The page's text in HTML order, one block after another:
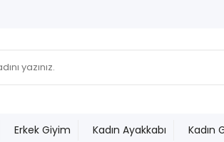
Erkek Giyim Kadın Ayakkabı Kadın